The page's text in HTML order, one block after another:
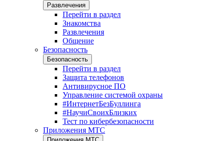
Развлечения
Перейти в раздел
Знакомства
Развлечения
Общение
Безопасность
Безопасность
Перейти в раздел
Защита телефонов
Антивирусное ПО
Управление системой охраны
#ИнтернетБезБуллинга
#НаучиСвоихБлизких
Тест по кибербезопасности
Приложения МТС